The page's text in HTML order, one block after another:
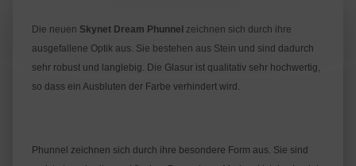
Die neuen Skynet Dream Phunnel zeichnen sich durch ihre
ausgefallene Optik aus. Sie bestehen aus Stein und sind dadurch
sehr robust und langlebig. Die Glasur ist qualitativ sehr hochwertig,
so dass ein Ausbluten der Farbe verhindert wird.
Phunnel zeichnen sich durch ihre besondere Form aus. Sie sind